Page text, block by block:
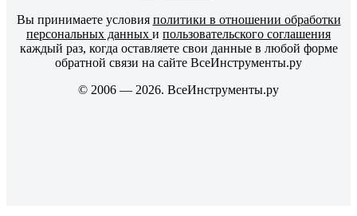
Вы принимаете условия политики в отношении обработки
персональных данных и пользовательского соглашения
каждый раз, когда оставляете свои данные в любой форме
обратной связи на сайте ВсеИнструменты.ру
© 2006 — 2026. ВсеИнструменты.ру